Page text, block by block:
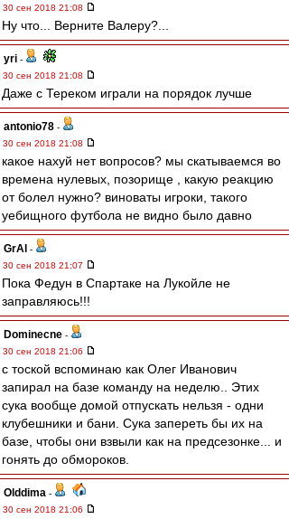
30 сен 2018 21:08
Ну что... Верните Валеру?...
yri -
30 сен 2018 21:08
Даже с Тереком играли на порядок лучше
antonio78 -
30 сен 2018 21:08
какое нахуй нет вопросов? мы скатываемся во
времена нулевых, позорище , какую реакцию
от болел нужно? виноваты игроки, такого
уебищного футбола не видно было давно
GrAl -
30 сен 2018 21:07
Пока Федун в Спартаке на Лукойле не
заправляюсь!!!
Dominecne -
30 сен 2018 21:06
с тоской вспоминаю как Олег Иванович
запирал на базе команду на неделю.. Этих
сука вообще домой отпускать нельзя - одни
клубешники и бани. Сука запереть бы их на
базе, чтобы они взвыли как на предсезонке... и
гонять до обмороков.
Olddima -
30 сен 2018 21:06